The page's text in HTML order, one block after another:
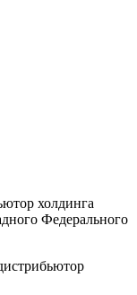
холдинга
Федерального